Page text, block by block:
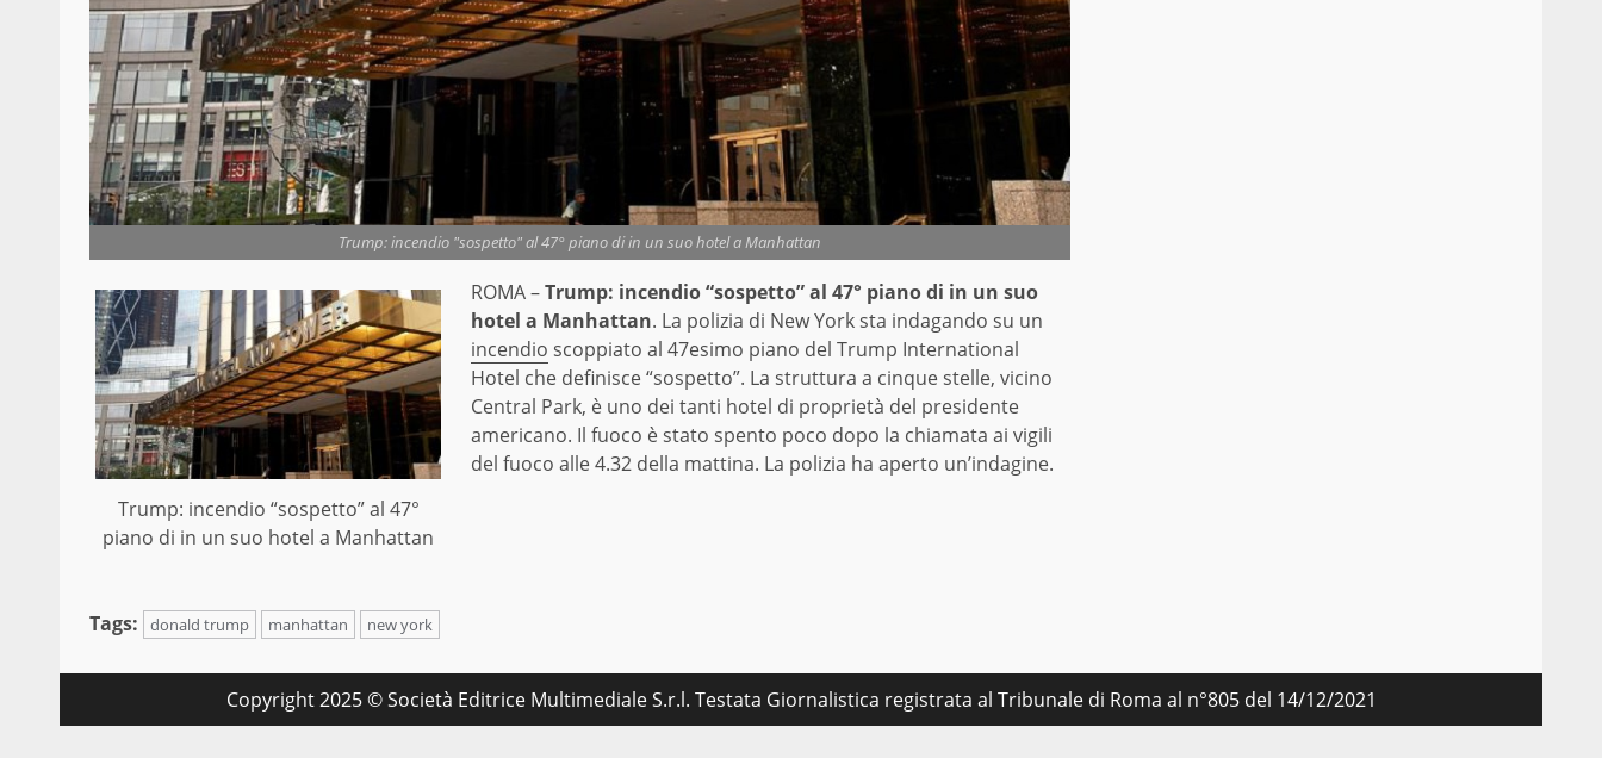
Trump: incendio "sospetto" al 47° piano di in un suo hotel a Manhattan
Trump: incendio “sospetto” al 47°
piano di in un suo hotel a Manhattan
ROMA –Trump: incendio “sospetto” al 47° piano di in un suo
hotel a Manhattan. La polizia di New York sta indagando su un
incendio scoppiato al 47esimo piano del Trump International
Hotel che definisce “sospetto”. La struttura a cinque stelle, vicino
Central Park, è uno dei tanti hotel di proprietà del presidente
americano. Il fuoco è stato spento poco dopo la chiamata ai vigili
del fuoco alle 4.32 della mattina. La polizia ha aperto un’indagine.
Tags: donald trump manhattan new york
Copyright 2025 © Società Editrice Multimediale S.r.l. Testata Giornalistica registrata al Tribunale di Roma al n°805 del 14/12/2021